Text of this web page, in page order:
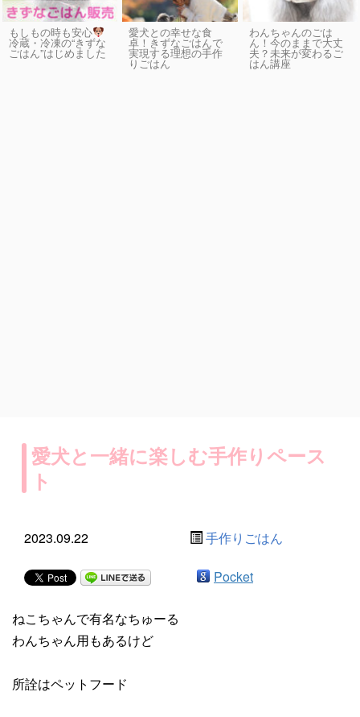
もしもの時も安心
冷蔵・冷凍の“きずな
ごはん”はじめました
愛犬との幸せな食
卓！きずなごはんで
実現する理想の手作
りごはん
わんちゃんのごは
ん！今のままで大丈
夫？未来が変わるご
はん講座
愛犬と一緒に楽しむ手作りペース
ト
2023.09.22 手作りごはん
Pocket
ねこちゃんで有名なちゅーる
わんちゃん用もあるけど
所詮はペットフード